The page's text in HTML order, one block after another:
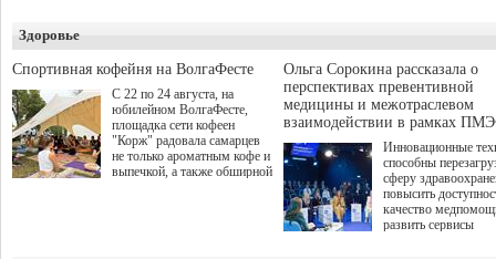
а сам он
Здоровье
Спортивная кофейня на ВолгаФесте
С 22 по 24 августа, на
юбилейном ВолгаФесте,
площадка сети кофеен
"Корж" радовала самарцев
не только ароматным кофе и
выпечкой, а также обширной
Ольга Сорокина рассказала о
перспективах превентивной
медицины и межотраслевом
взаимодействии в рамках
Инновационные
способны
сферу
повысить
качество
развить сервисы